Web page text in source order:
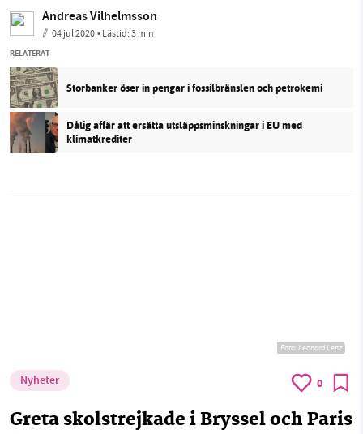
Andreas Vilhelmsson
04 jul 2020• Lästid:3 min
RELATERAT
Storbanker öser in pengar i fossilbränslen och petrokemi
Dålig affär att ersätta utsläppsminskningar i EU med
klimatkrediter
Foto: Leonard Lenz
Nyheter 0
Greta skolstrejkade i Bryssel och Paris